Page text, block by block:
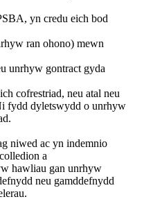
yn credu eich bod
ran ohono) mewn
unrhyw gontract gyda
cofrestriad, neu atal neu
fydd dyletswydd o unrhyw
niwed ac yn indemnio
a
hawliau gan unrhyw
neu gamddefnydd